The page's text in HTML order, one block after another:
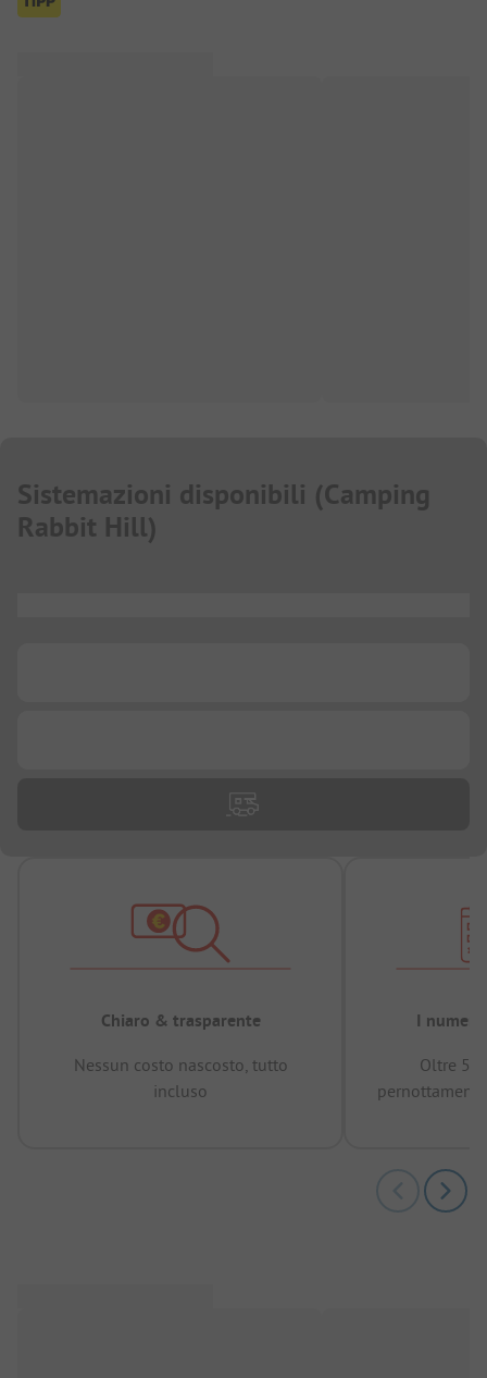
Sistemazioni disponibili (Camping
Rabbit Hill)
Chiaro & trasparente
Nessun costo nascosto, tutto
incluso
I numeri
Oltre